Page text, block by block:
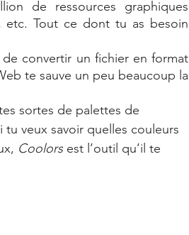
de ressources graphiques
etc. Tout ce dont tu as besoin
convertir un fichier en format
te sauve un peu beaucoup la
sortes de palettes de
veux savoir quelles couleurs
Coolors est l’outil qu’il te